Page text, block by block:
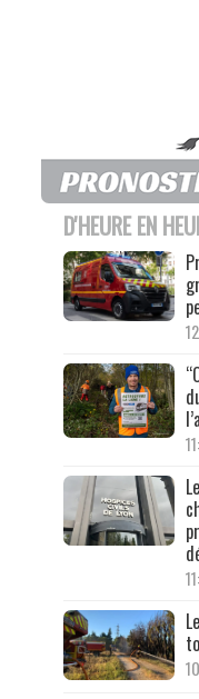
D'HEURE EN